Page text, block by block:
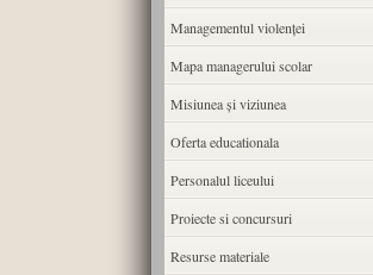
Managementul violenței
Mapa managerului scolar
Misiunea şi viziunea
Oferta educationala
Personalul liceului
Proiecte si concursuri
Resurse materiale